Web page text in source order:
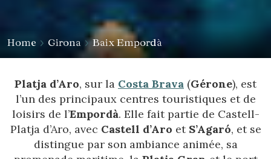
Home Girona Baix Empordà
Platja d’Aro, sur la Costa Brava (Gérone), est
l’un des principaux centres touristiques et de
loisirs de l’Empordà. Elle fait partie de Castell-
Platja d’Aro, avec Castell d’Aro et S’Agaró, et se
distingue par son ambiance animée, sa